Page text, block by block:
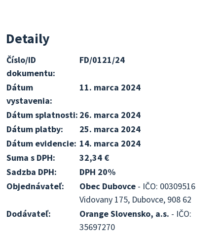
Detaily
Číslo/ID
dokumentu:
FD/0121/24
Dátum
vystavenia:
11. marca 2024
Dátum splatnosti: 26. marca 2024
Dátum platby:
25. marca 2024
Dátum evidencie: 14. marca 2024
Suma s DPH:
32,34 €
Sadzba DPH:
DPH 20%
Objednávateľ:
Obec Dubovce - IČO: 00309516
Vidovany 175, Dubovce, 908 62
Dodávateľ:
Orange Slovensko, a.s. - IČO:
35697270